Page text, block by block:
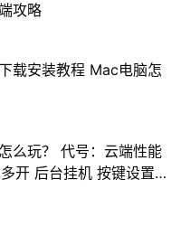
攻略
载安装教程 Mac电脑怎
么玩？ 代号：云端性能
开 后台挂机 按键设置